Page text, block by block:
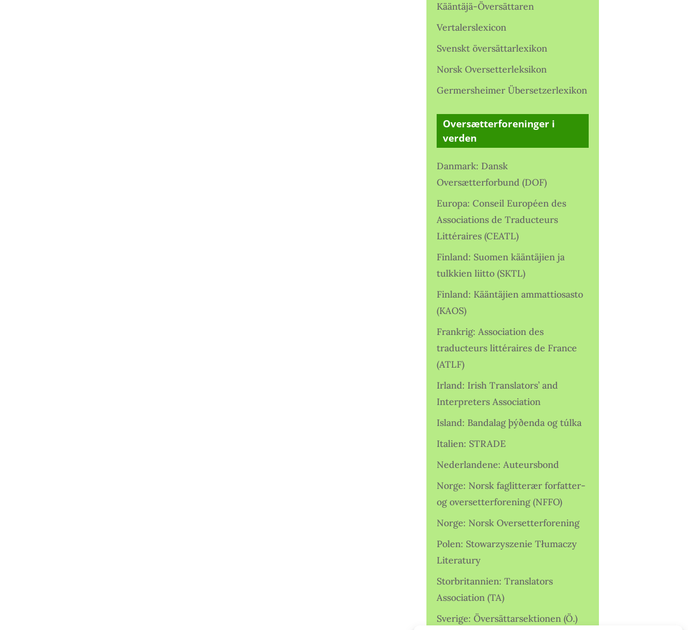
Kääntäjä-Översättaren
Vertalerslexicon
Svenskt översättarlexikon
Norsk Oversetterleksikon
Germersheimer Übersetzerlexikon
Oversætterforeninger i
verden
Danmark: Dansk
Oversætterforbund (DOF)
Europa: Conseil Européen des
Associations de Traducteurs
Littéraires (CEATL)
Finland: Suomen kääntäjien ja
tulkkien liitto (SKTL)
Finland: Kääntäjien ammattiosasto
(KAOS)
Frankrig: Association des
traducteurs littéraires de France
(ATLF)
Irland: Irish Translators’ and
Interpreters Association
Island: Bandalag þýðenda og túlka
Italien: STRADE
Nederlandene: Auteursbond
Norge: Norsk faglitterær forfatter-
og oversetterforening (NFFO)
Norge: Norsk Oversetterforening
Polen: Stowarzyszenie Tłumaczy
Literatury
Storbritannien: Translators
Association (TA)
Sverige: Översättarsektionen (Ö.)